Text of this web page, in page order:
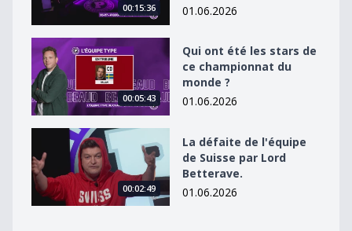
00:15:36
01.06.2026
Qui ont été les stars de ce championnat du monde ?
00:05:43
Qui ont été les stars de
ce championnat du
monde ?
01.06.2026
La défaite de l&#039;équipe de Suisse par Lord
00:02:49
La défaite de l'équipe
de Suisse par Lord
Betterave.
01.06.2026